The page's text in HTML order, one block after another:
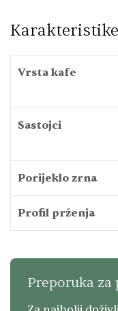
Karakteristike
Vrsta kafe
Sastojci
Porijeklo zrna
Profil prženja
Preporuka za